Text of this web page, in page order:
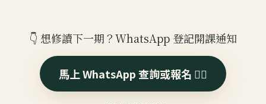
👇 想修讀下一期？WhatsApp 登記開課通知
馬上 WhatsApp 查詢或報名 👉🏻